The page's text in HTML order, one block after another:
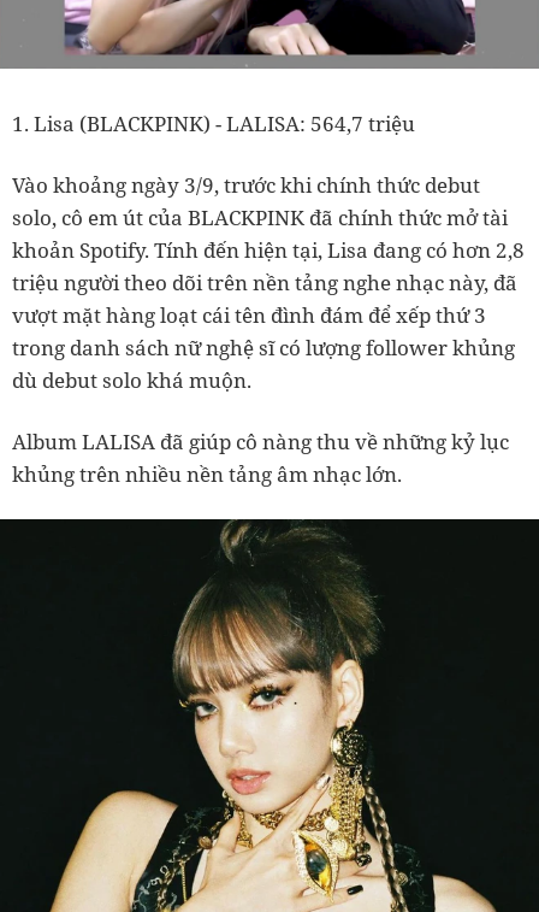
1. Lisa (BLACKPINK) - LALISA: 564,7 triệu
Vào khoảng ngày 3/9, trước khi chính thức debut
solo, cô em út của BLACKPINK đã chính thức mở tài
khoản Spotify. Tính đến hiện tại, Lisa đang có hơn 2,8
triệu người theo dõi trên nền tảng nghe nhạc này, đã
vượt mặt hàng loạt cái tên đình đám để xếp thứ 3
trong danh sách nữ nghệ sĩ có lượng follower khủng
dù debut solo khá muộn.
Album LALISA đã giúp cô nàng thu về những kỷ lục
khủng trên nhiều nền tảng âm nhạc lớn.